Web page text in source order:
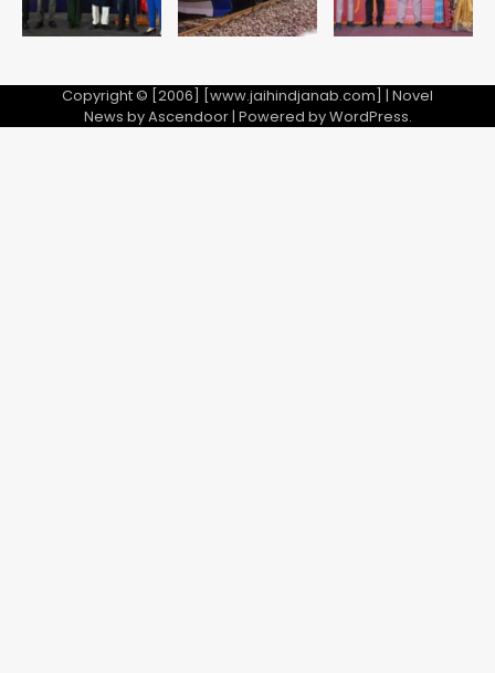
Copyright © [2006] [www.jaihindjanab.com] | Novel
News byAscendoor| Powered byWordPress.